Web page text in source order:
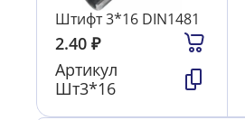
Штифт 3*16 DIN1481
2.40 ₽
Артикул
Шт3*16